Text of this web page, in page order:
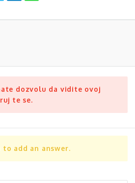
dozvolu da vidite ovoj
te se.
add an answer.